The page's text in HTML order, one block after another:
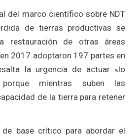
del marco científico sobre NDT
de tierras productivas se
restauración de otras áreas
2017 adoptaron 197 partes en
la urgencia de actuar «lo
mientras suben las
de la tierra para retener
de base crítico para abordar el